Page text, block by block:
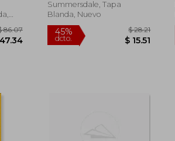
and More (en Inglés)
Summersdale, Tapa
Blanda, Nuevo